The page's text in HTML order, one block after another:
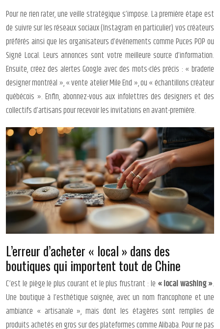
Pour ne rien rater, une veille stratégique s’impose. La première étape est
de suivre sur les réseaux sociaux (Instagram en particulier) vos créateurs
préférés ainsi que les organisateurs d’événements comme Puces POP ou
Signé Local. Leurs annonces sont votre meilleure source d’information.
Ensuite, créez des alertes Google avec des mots-clés précis : « braderie
designer montréal », « vente atelier Mile End », ou « échantillons créateur
québécois ». Enfin, abonnez-vous aux infolettres des designers et des
collectifs d’artisans pour recevoir les invitations en avant-première.
L’erreur d’acheter « local » dans des
boutiques qui importent tout de Chine
C’est le piège le plus courant et le plus frustrant : le « local washing ».
Une boutique à l’esthétique soignée, avec un nom francophone et une
ambiance « artisanale », mais dont les étagères sont remplies de
produits achetés en gros sur des plateformes comme Alibaba. Pour ne pas